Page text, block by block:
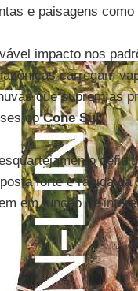
e paisagens
impacto nos
carregam
que suprem as
doCone Sul.
forte e rápida da
em função de